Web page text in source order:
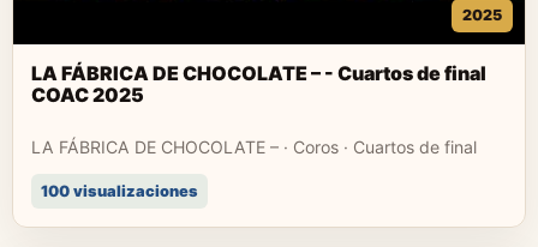
2025
LA FÁBRICA DE CHOCOLATE – - Cuartos de final
COAC 2025
LA FÁBRICA DE CHOCOLATE – · Coros · Cuartos de final
100 visualizaciones